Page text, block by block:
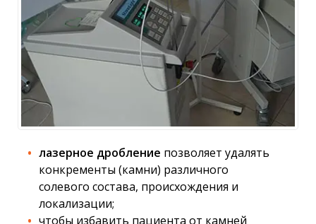
лазерное дробление позволяет удалять
конкременты (камни) различного
солевого состава, происхождения и
локализации;
чтобы избавить пациента от камней